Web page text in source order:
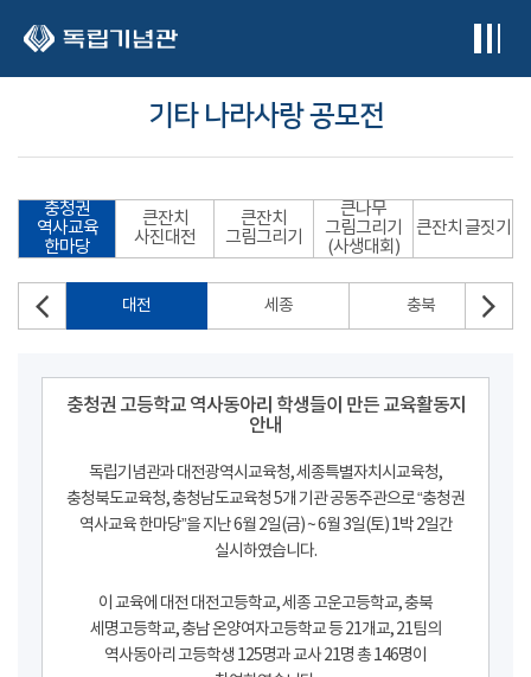
기타 나라사랑 공모전
충청권
역사교육
한마당
큰잔치
사진대전
큰잔치
그림그리기
큰나무
그림그리기
(사생대회)
큰잔치 글짓기
대전 세종 충북
충청권 고등학교 역사동아리 학생들이 만든 교육활동지
안내
독립기념관과 대전광역시교육청, 세종특별자치시교육청,
충청북도교육청, 충청남도교육청 5개 기관 공동주관으로 “충청권
역사교육 한마당”을 지난 6월 2일(금) ~ 6월 3일(토) 1박 2일간
실시하였습니다.
이 교육에 대전 대전고등학교, 세종 고운고등학교, 충북
세명고등학교, 충남 온양여자고등학교 등 21개교, 21팀의
역사동아리 고등학생 125명과 교사 21명 총 146명이